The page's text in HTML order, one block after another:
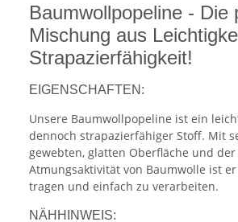
Baumwollpopeline - Die
Mischung aus
Strapazierfähigkeit!
EIGENSCHAFTEN:
Unsere Baumwollpopeline ist ein
dennoch strapazierfähiger Stoff. Mit
gewebten, glatten Oberfläche und
Atmungsaktivität von Baumwolle ist
tragen und einfach zu verarbeiten.
NÄHHINWEIS: